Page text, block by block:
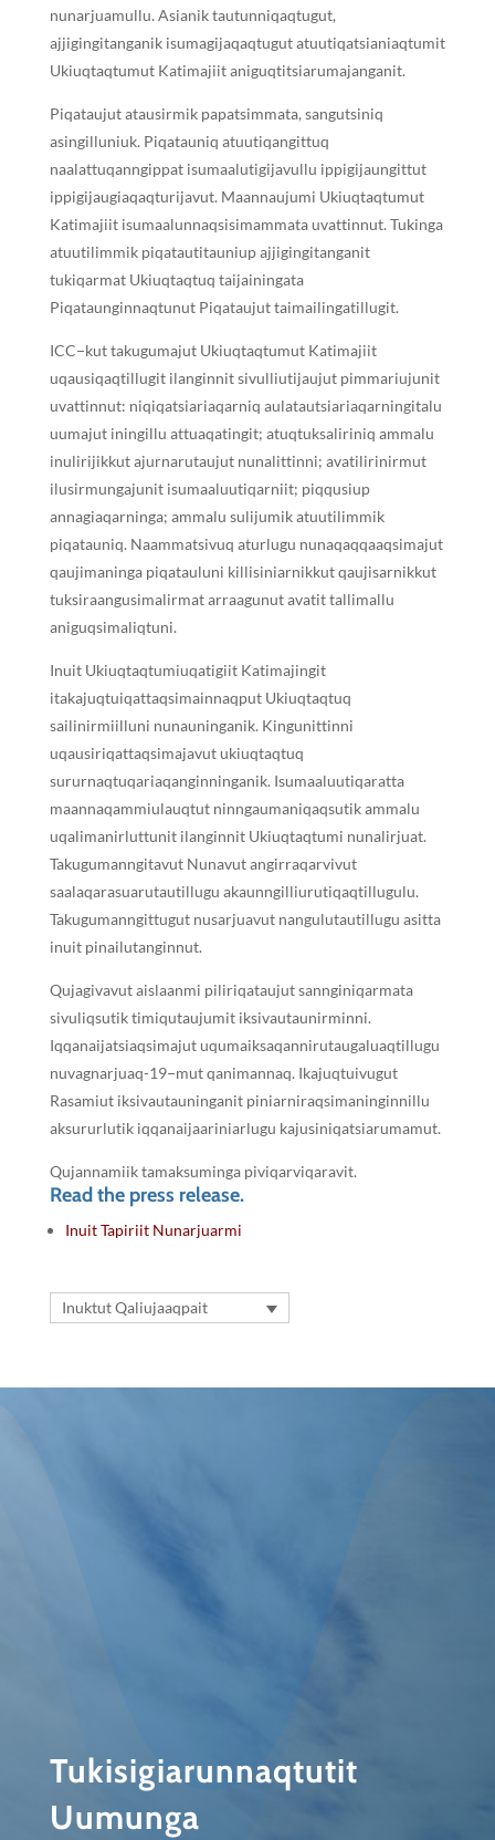
nunarjuamullu. Asianik tautunniqaqtugut,
ajjigingitanganik isumagijaqaqtugut atuutiqatsianiaqtumit
Ukiuqtaqtumut Katimajiit aniguqtitsiarumajanganit.
Piqataujut atausirmik papatsimmata, sangutsiniq
asingilluniuk. Piqatauniq atuutiqangittuq
naalattuqanngippat isumaalutigijavullu ippigijaungittut
ippigijaugiaqaqturijavut. Maannaujumi Ukiuqtaqtumut
Katimajiit isumaalunnaqsisimammata uvattinnut. Tukinga
atuutilimmik piqatautitauniup ajjigingitanganit
tukiqarmat Ukiuqtaqtuq taijainingata
Piqataunginnaqtunut Piqataujut taimailingatillugit.
ICC−kut takugumajut Ukiuqtaqtumut Katimajiit
uqausiqaqtillugit ilanginnit sivulliutijaujut pimmariujunit
uvattinnut: niqiqatsiariaqarniq aulatautsiariaqarningitalu
uumajut iningillu attuaqatingit; atuqtuksaliriniq ammalu
inulirijikkut ajurnarutaujut nunalittinni; avatilirinirmut
ilusirmungajunit isumaaluutiqarniit; piqqusiup
annagiaqarninga; ammalu sulijumik atuutilimmik
piqatauniq. Naammatsivuq aturlugu nunaqaqqaaqsimajut
qaujimaninga piqatauluni killisiniarnikkut qaujisarnikkut
tuksiraangusimalirmat arraagunut avatit tallimallu
aniguqsimaliqtuni.
Inuit Ukiuqtaqtumiuqatigiit Katimajingit
itakajuqtuiqattaqsimainnaqput Ukiuqtaqtuq
sailinirmiilluni nunauninganik. Kingunittinni
uqausiriqattaqsimajavut ukiuqtaqtuq
sururnaqtuqariaqanginninganik. Isumaaluutiqaratta
maannaqammiulauqtut ninngaumaniqaqsutik ammalu
uqalimanirluttunit ilanginnit Ukiuqtaqtumi nunalirjuat.
Takugumanngitavut Nunavut angirraqarvivut
saalaqarasuarutautillugu akaunngilliurutiqaqtillugulu.
Takugumanngittugut nusarjuavut nangulutautillugu asitta
inuit pinailutanginnut.
Qujagivavut aislaanmi piliriqataujut sannginiqarmata
sivuliqsutik timiqutaujumit iksivautaunirminni.
Iqqanaijatsiaqsimajut uqumaiksaqannirutaugaluaqtillugu
nuvagnarjuaq-19−mut qanimannaq. Ikajuqtuivugut
Rasamiut iksivautauninganit piniarniraqsimaninginnillu
aksururlutik iqqanaijaariniarlugu kajusiniqatsiarumamut.
Qujannamiik tamaksuminga piviqarviqaravit.
Read the press release.
Inuit Tapiriit Nunarjuarmi
Inuktut Qaliujaaqpait
Tukisigiarunnaqtutit
Uumunga